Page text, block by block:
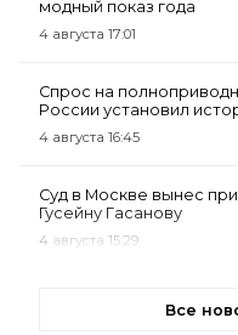
модный показ года
4 августа 17:01
Спрос на
России установил
4 августа 16:45
Суд в Москве вынес
Гусейну Гасанову
4 августа 15:29
Все